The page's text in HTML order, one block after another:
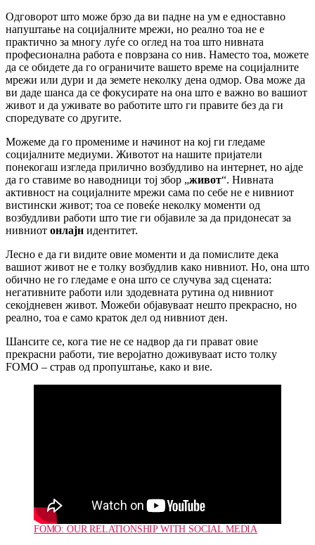
Одговорот што може брзо да ви падне на ум е едноставно
напуштање на социјалните мрежи, но реално тоа не е
практично за многу луѓе со оглед на тоа што нивната
професионална работа е поврзана со нив. Наместо тоа, можете
да се обидете да го ограничите вашето време на социјалните
мрежи или дури и да земете неколку дена одмор. Ова може да
ви даде шанса да се фокусирате на она што е важно во вашиот
живот и да уживате во работите што ги правите без да ги
споредувате со другите.
Можеме да го промениме и начинот на кој ги гледаме
социјалните медиуми. Животот на нашите пријатели
понекогаш изгледа прилично возбудливо на интернет, но ајде
да го ставиме во наводници тој збор „живот“. Нивната
активност на социјалните мрежи сама по себе не е нивниот
вистински живот; тоа се повеќе неколку моменти од
возбудливи работи што тие ги објавиле за да придонесат за
нивниот онлајн идентитет.
Лесно е да ги видите овие моменти и да помислите дека
вашиот живот не е толку возбудлив како нивниот. Но, она што
обично не го гледаме е она што се случува зад сцената:
негативните работи или здодевната рутина од нивниот
секојдневен живот. Можеби објавуваат нешто прекрасно, но
реално, тоа е само краток дел од нивниот ден.
Шансите се, кога тие не се надвор да ги прават овие
прекрасни работи, тие веројатно доживуваат исто толку
FOMO – страв од пропуштање, како и вие.
FOMO: OUR RELATIONSHIP WITH SOCIAL MEDIA